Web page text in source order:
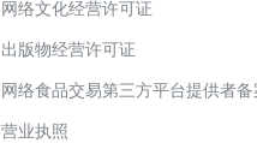
网络文化经营许可证
出版物经营许可证
网络食品交易第三方平台提供者
营业执照